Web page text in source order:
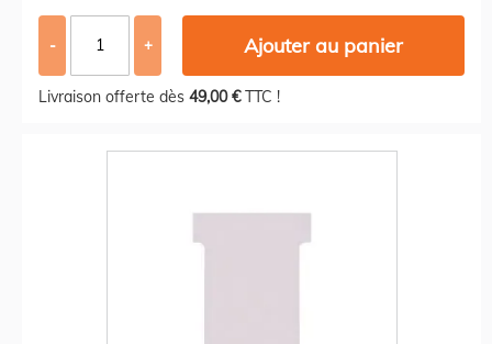
- + Ajouter au panier
Livraison offerte dès 49,00 €TTC !